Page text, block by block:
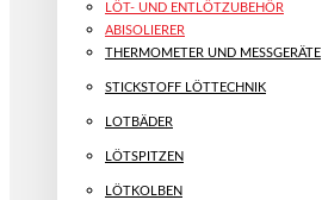
LÖT- UND ENTLÖTZUBEHÖR
ABISOLIERER
THERMOMETER UND MESSGERÄTE
STICKSTOFF LÖTTECHNIK
LOTBÄDER
LÖTSPITZEN
LÖTKOLBEN